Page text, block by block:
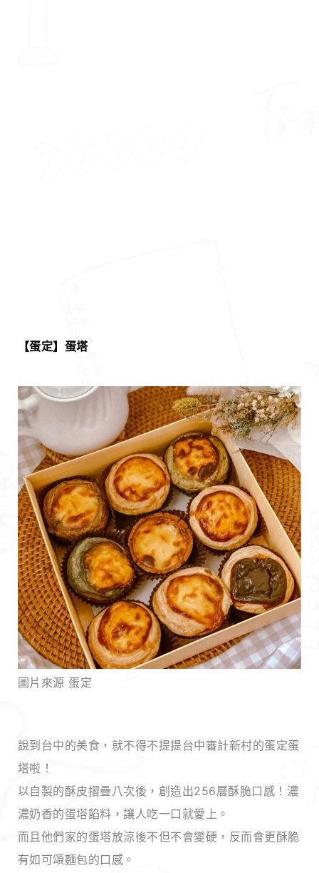
【蛋定】蛋塔
圖片來源 蛋定
說到台中的美食，就不得不提提台中審計新村的蛋定蛋
塔啦！
以自製的酥皮摺疊八次後，創造出256層酥脆口感！濃
濃奶香的蛋塔餡料，讓人吃一口就愛上。
而且他們家的蛋塔放涼後不但不會變硬，反而會更酥脆
有如可頌麵包的口感。